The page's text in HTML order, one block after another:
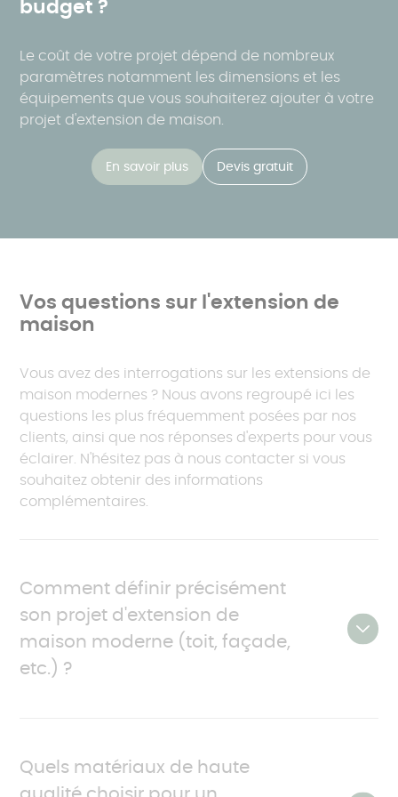
budget ?
Le coût de votre projet dépend de nombreux
paramètres notamment les dimensions et les
équipements que vous souhaiterez ajouter à votre
projet d'extension de maison.
En savoir plus Devis gratuit
Vos questions sur l'extension de
maison
Vous avez des interrogations sur les extensions de
maison modernes ? Nous avons regroupé ici les
questions les plus fréquemment posées par nos
clients, ainsi que nos réponses d'experts pour vous
éclairer. N'hésitez pas à nous contacter si vous
souhaitez obtenir des informations
complémentaires.
Comment définir précisément
son projet d'extension de
maison moderne (toit, façade,
etc.) ?
de définir clairement les contours de votre projet.
Cette étape cruciale nécessite de vous poser
Quels matériaux de haute